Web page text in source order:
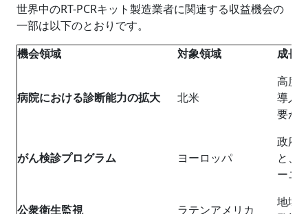
世界中のRT-PCRキット製造業者に関連する収益機会の
一部は以下のとおりです。
機会領域
対象領域 成長
病院における診断能力の拡大 北米
高度
導入
要が
がん検診プログラム ヨーロッパ
政府
と、
ーニ
公衆衛生監視 ラテンアメリカ
地域